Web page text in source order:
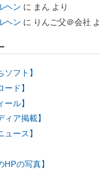
ヘン に まん より
ヘン に りんご父＠会社
ソフト】
ード】
ール】
ィア掲載】
ュース】
HPの写真】